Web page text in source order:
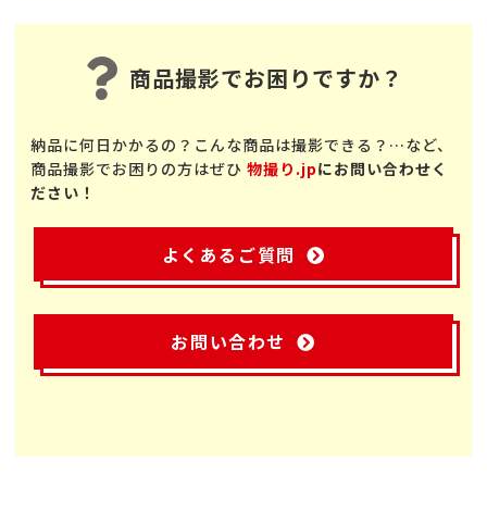
商品撮影でお困りですか？
納品に何日かかるの？こんな商品は撮影できる？…など、
商品撮影でお困りの方はぜひ 物撮り.jpにお問い合わせく
ださい！
よくあるご質問
お問い合わせ